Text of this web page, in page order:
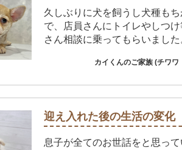
久しぶりに犬を飼うし犬種も
で、店員さんにトイレやしつ
さん相談に乗ってもらいました
カイくんのご家族 (チワワ
迎え入れた後の生活の変化
息子が全てのお世話をと思っ